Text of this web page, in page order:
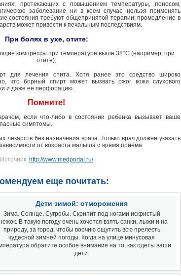
протекающих с повышением температуры, поносом,
заболевание ни в коем случае нельзя применять
состояния требуют общепринятой терапии; промедление в
может привести к печальным последствиям.
При болях в ухе, отите:
компрессы при температуре выше 38°С (например, при
отите);
для лечения отита. Хотя ранее это средство широко
что борный спирт может вызвать ожог кожи слухового
и даже ее перфорацию.
Помните!
если что-либо в состоянии ребенка вызывает ваше
симптомы.
лекарств без назначения врача. Только врач должен указать
от возраста малыша и время приёма.
Источник: http://www.medportal.ru/
еще почитать:
Дети зимой: отморожения
Зима. Солнце. Сугробы. Скрипит под ногами искристый
В такую погоду очень хочется взять санки, лыжи и на
природу, за город, чтобы воочию ощутить всю прелесть
чудесной зимней погоды. Когда на улице минусовая
обратите особое внимание на то, как одеты ваши
дети.